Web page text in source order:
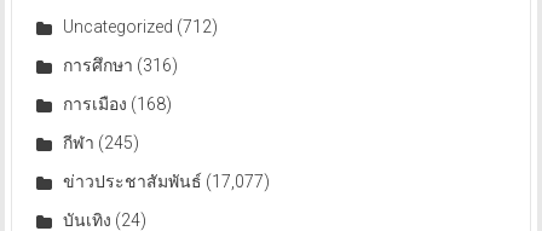
Uncategorized (712)
การศึกษา (316)
การเมือง (168)
กีฬา (245)
ข่าวประชาสัมพันธ์ (17,077)
บันเทิง (24)